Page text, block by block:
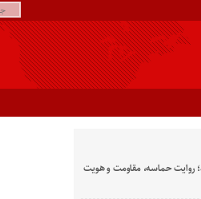
روایت حماسه، مقاومت و هویت